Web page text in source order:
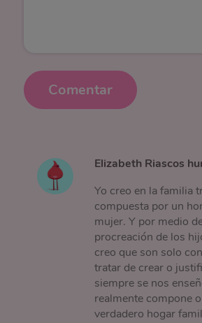
Comentar
Elizabeth Riascos
Yo creo en la familia
compuesta por un
mujer. Y por medio
procreación de los
creo que son solo
tratar de crear o
siempre se nos
realmente compone
verdadero hogar